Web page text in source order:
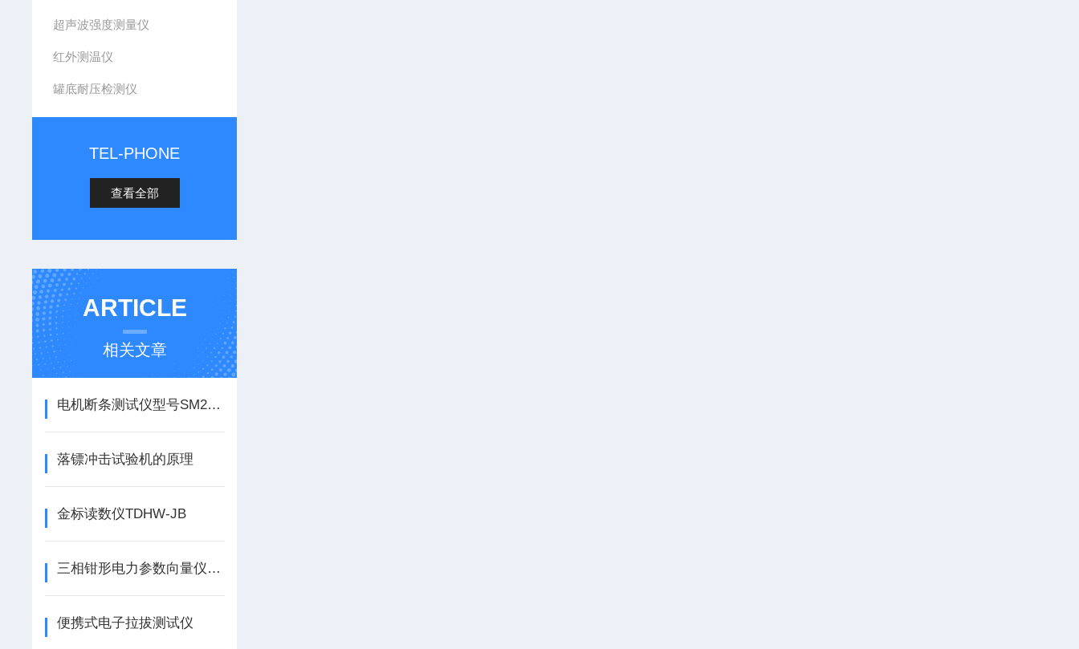
超声波强度测量仪
红外测温仪
罐底耐压检测仪
TEL-PHONE
查看全部
ARTICLE
相关文章
电机断条测试仪型号SM2000
落镖冲击试验机的原理
金标读数仪TDHW-JB
三相钳形电力参数向量仪TY-MG300
便携式电子拉拔测试仪